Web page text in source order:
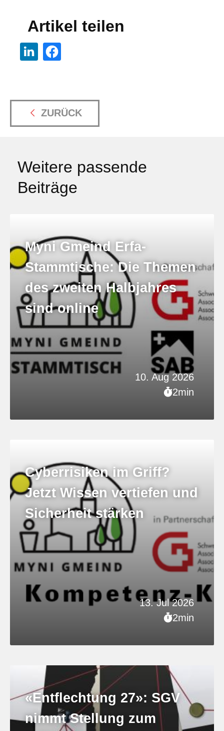
Artikel teilen
ZURÜCK
Weitere passende
Beiträge
10. Aug 2026
2min
Myni Gmeind Erfa-
Stammtische: Die Themen
des zweiten Halbjahres
sind online
13. Jul 2026
2min
Cyberrisiken im Griff?
Jetzt Wissen vertiefen und
Sicherheit stärken
«Entflechtung 27»: SGV
nimmt Stellung zum